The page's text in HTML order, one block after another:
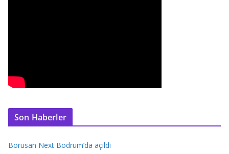
Son Haberler
Borusan Next Bodrum’da açıldı